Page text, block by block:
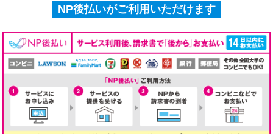
NP後払いがご利用いただけます